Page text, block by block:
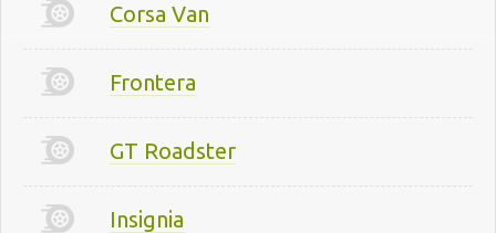
Corsa Van
Frontera
GT Roadster
Insignia